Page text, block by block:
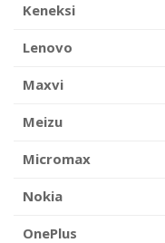
Keneksi
Lenovo
Maxvi
Meizu
Micromax
Nokia
OnePlus